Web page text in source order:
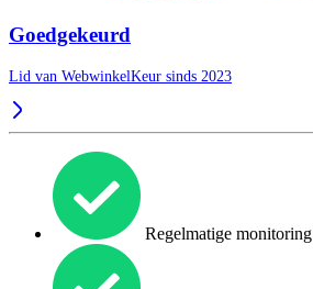
Goedgekeurd
Lid van WebwinkelKeur sinds 2023
Regelmatige monitoring